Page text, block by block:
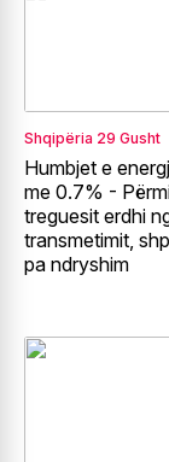
Shqipëria 29 Gusht
Humbjet e
me 0.7% -
treguesit erdhi
transmetimit,
pa ndryshim